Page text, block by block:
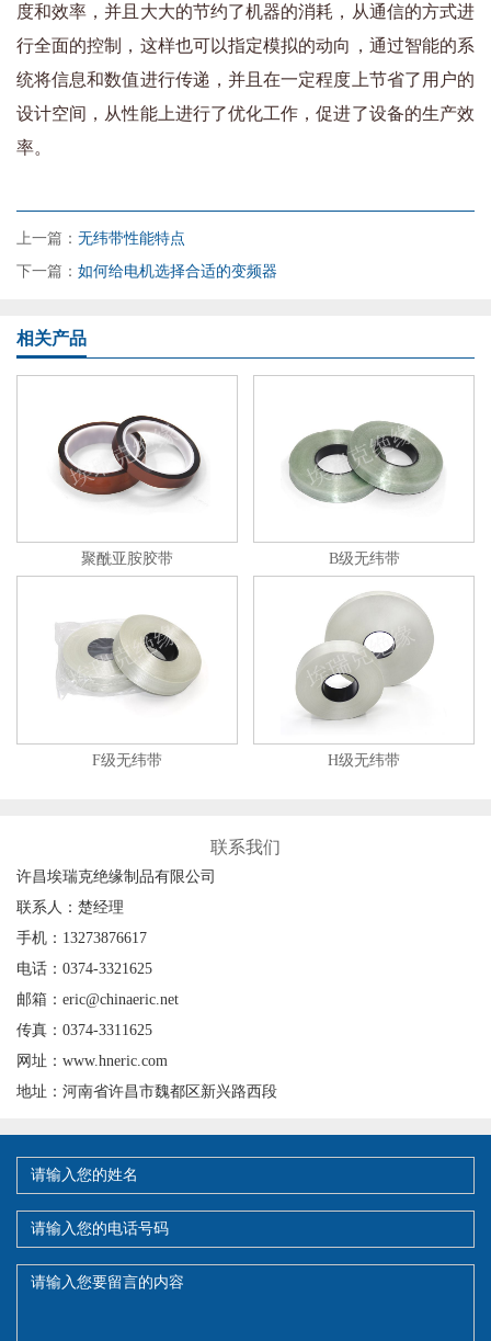
度和效率，并且大大的节约了机器的消耗，从通信的方式进
行全面的控制，这样也可以指定模拟的动向，通过智能的系
统将信息和数值进行传递，并且在一定程度上节省了用户的
设计空间，从性能上进行了优化工作，促进了设备的生产效
率。
上一篇： 无纬带性能特点
下一篇： 如何给电机选择合适的变频器
相关产品
聚酰亚胺胶带 B级无纬带
F级无纬带 H级无纬带
联系我们
许昌埃瑞克绝缘制品有限公司
联系人：楚经理
手机：13273876617
电话：0374-3321625
邮箱：eric@chinaeric.net
传真：0374-3311625
网址：www.hneric.com
地址：河南省许昌市魏都区新兴路西段